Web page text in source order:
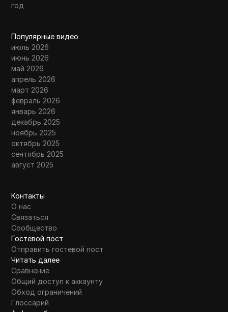
год
Популярные видео
июль 2026
июнь 2026
май 2026
апрель 2026
март 2026
февраль 2026
январь 2026
декабрь 2025
ноябрь 2025
октябрь 2025
сентябрь 2025
август 2025
Контакты
О нас
Связаться
Сообщество
Гостевой пост
Отправить гостевой пост
Читать далее
Сравнение
Общий доступ к аккаунту
Обход ограничений
Глоссарий